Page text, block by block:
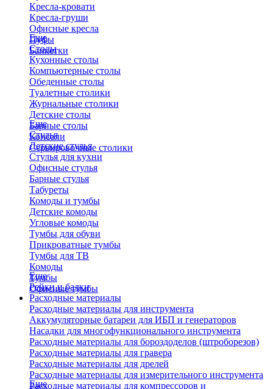
Кресла-кровати
Кресла-груши
Офисные кресла
Пуфы
Банкетки
Еще
Столы
Кухонные столы
Компьютерные столы
Обеденные столы
Туалетные столики
Журнальные столики
​Детские столы
Барные столы
Консоли
Сервировочные столики
Еще
Стулья
Детские стулья
Стулья для кухни
Офисные стулья
Барные стулья
Табуреты
Комоды и тумбы
Детские комоды
Угловые комоды
Тумбы для обуви
Прикроватные тумбы
Тумбы для ТВ
Комоды
Тумбы
Офисные тумбы
Еще
Рейки и балки
Расходные материалы
Расходные материалы для инструмента
Аккумуляторные батареи для ИБП и генераторов
Насадки для многофункционального инструмента
Расходные материалы для бороздоделов (штроборезов)
Расходные материалы для гравера
Расходные материалы для дрелей
Расходные материалы для измерительного инструмента
Расходные материалы для компрессоров и
Еще